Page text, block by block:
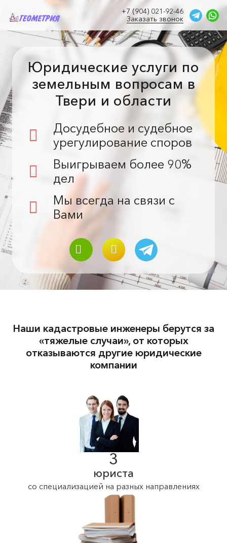
+7 (904) 021-92-46
Заказать звонок
Юридические услуги по
земельным вопросам в
Твери и области
Досудебное и судебное
урегулирование споров
Выигрываем более 90%
дел
Мы всегда на связи с
Вами
Наши кадастровые инженеры берутся за
«тяжелые случаи», от которых
отказываются другие юридические
компании
3
юриста
со специализацией на разных направлениях